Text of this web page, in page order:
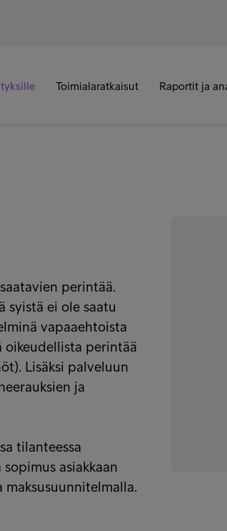
Toimialaratkaisut Raportit ja
perintää.
syistä ei ole saatu
vapaaehtoista
perintää
Lisäksi palveluun
ja
tilanteessa
asiakkaan
maksusuunnitelmalla.